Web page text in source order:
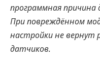
программная
При повреждённом
настройки не вернут
датчиков.